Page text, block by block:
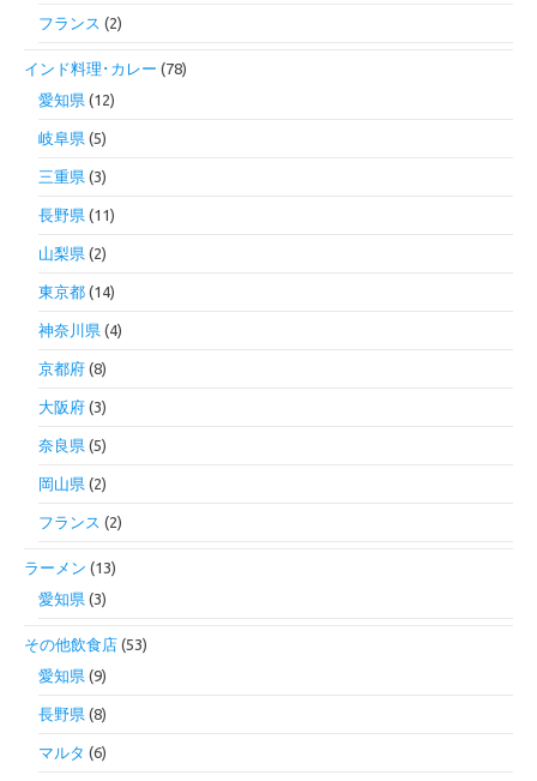
フランス (2)
インド料理･カレー (78)
愛知県 (12)
岐阜県 (5)
三重県 (3)
長野県 (11)
山梨県 (2)
東京都 (14)
神奈川県 (4)
京都府 (8)
大阪府 (3)
奈良県 (5)
岡山県 (2)
フランス (2)
ラーメン (13)
愛知県 (3)
その他飲食店 (53)
愛知県 (9)
長野県 (8)
マルタ (6)